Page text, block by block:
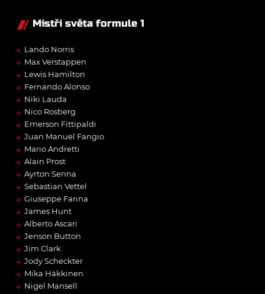
Mistři světa formule 1
→ Lando Norris
→ Max Verstappen
→ Lewis Hamilton
→ Fernando Alonso
→ Niki Lauda
→ Nico Rosberg
→ Emerson Fittipaldi
→ Juan Manuel Fangio
→ Mario Andretti
→ Alain Prost
→ Ayrton Senna
→ Sebastian Vettel
→ Giuseppe Farina
→ James Hunt
→ Alberto Ascari
→ Jenson Button
→ Jim Clark
→ Jody Scheckter
→ Mika Häkkinen
→ Nigel Mansell